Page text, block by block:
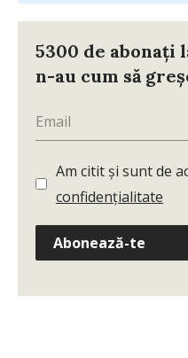
5300 de abonați
n-au cum să
Am citit și sunt de
confidențialitate
Abonează-te